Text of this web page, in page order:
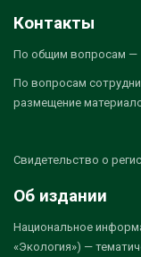
Контакты
По общим вопросам —
По вопросам
размещение
Свидетельство о
Об издании
Национальное
«Экология») —